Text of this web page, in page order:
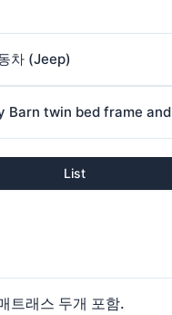
차 (Jeep)
Barn twin bed frame
List
트래스 두개 포함.